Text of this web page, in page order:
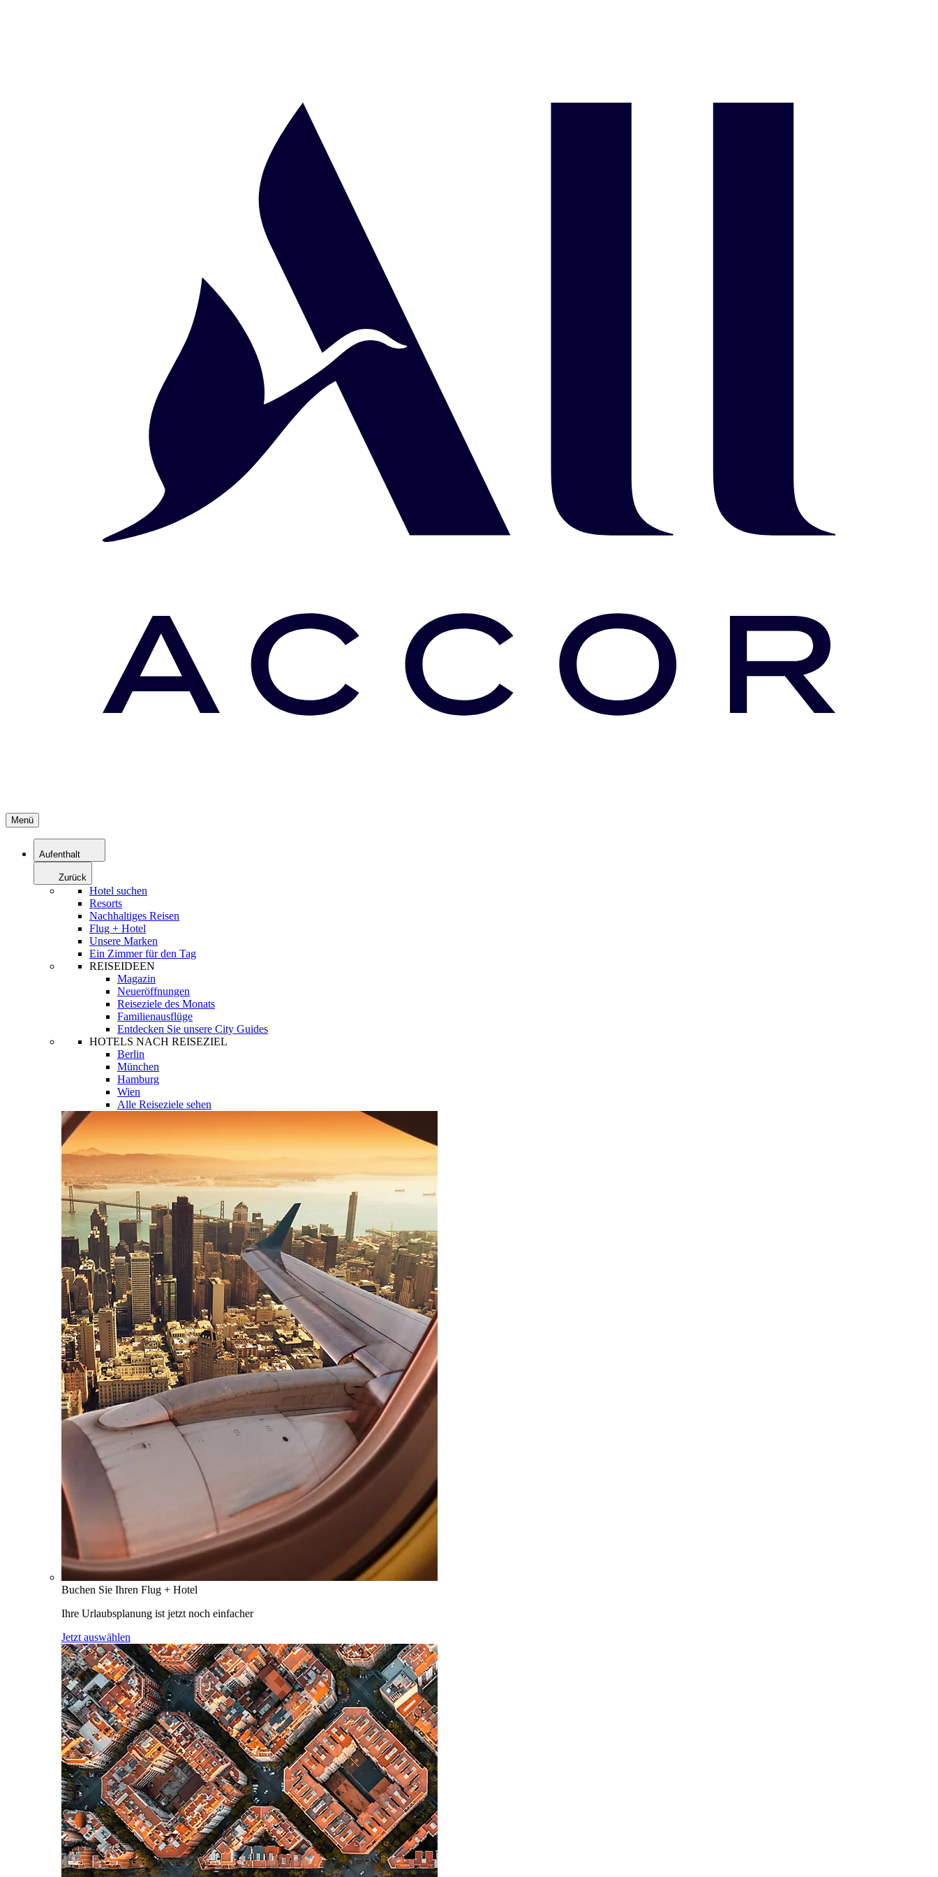
Menü
Aufenthalt
Zurück
Hotel suchen
Resorts
Nachhaltiges Reisen
Flug + Hotel
Unsere Marken
Ein Zimmer für den Tag
REISEIDEEN
Magazin
Neueröffnungen
Reiseziele des Monats
Familienausflüge
Entdecken Sie unsere City Guides
HOTELS NACH REISEZIEL
Berlin
München
Hamburg
Wien
Alle Reiseziele sehen
Buchen Sie Ihren Flug + Hotel
Ihre Urlaubsplanung ist jetzt noch einfacher
Jetzt auswählen